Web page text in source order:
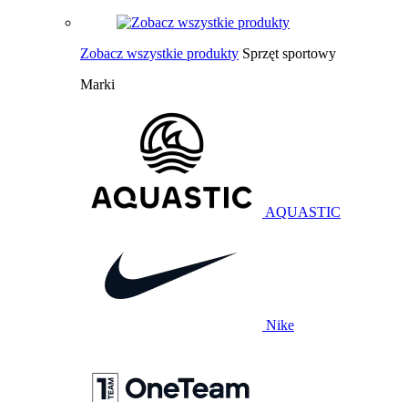
Zobacz wszystkie produkty Sprzęt sportowy
Marki
AQUASTIC
Nike